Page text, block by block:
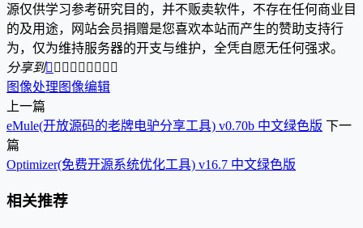
源仅供学习参考研究目的，并不贩卖软件，不存在任何商业目
的及用途，网站会员捐赠是您喜欢本站而产生的赞助支持行
为，仅为维持服务器的开支与维护，全凭自愿无任何强求。
分享到        
图像处理 图像编辑
上一篇
eMule(开放源码的老牌电驴分享工具) v0.70b 中文绿色版 下一
篇
Optimizer(免费开源系统优化工具) v16.7 中文绿色版
相关推荐